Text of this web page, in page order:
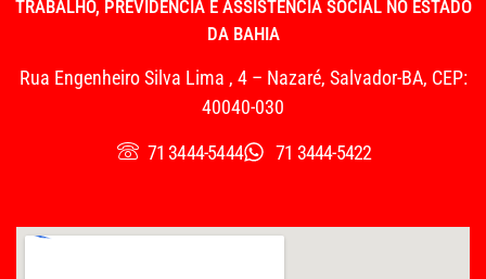
TRABALHO, PREVIDÊNCIA E ASSISTÊNCIA SOCIAL NO ESTADO
DA BAHIA
Rua Engenheiro Silva Lima , 4 – Nazaré, Salvador-BA, CEP:
40040-030
71 3444-5444
71 3444-5422